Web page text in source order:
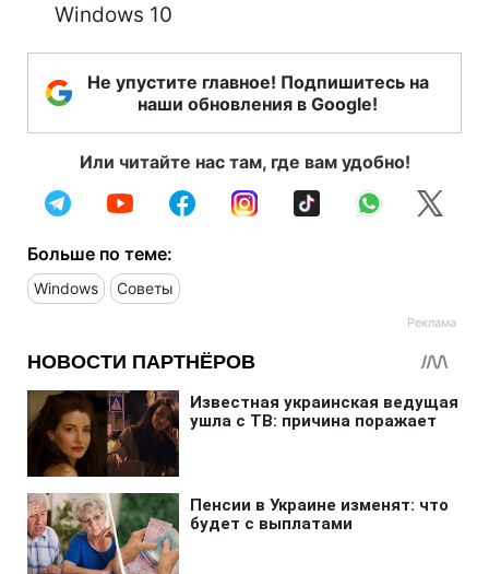
Windows 10
Не упустите главное! Подпишитесь на
наши обновления в Google!
Или читайте нас там, где вам удобно!
Больше по теме:
Windows Советы